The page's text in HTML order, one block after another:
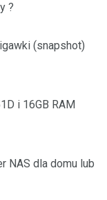
?
(snapshot)
i 16GB RAM
NAS dla domu lub